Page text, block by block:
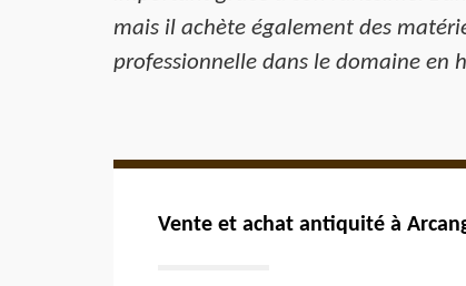
mais il achète également des
professionnelle dans le domaine en
Vente et achat antiquité à